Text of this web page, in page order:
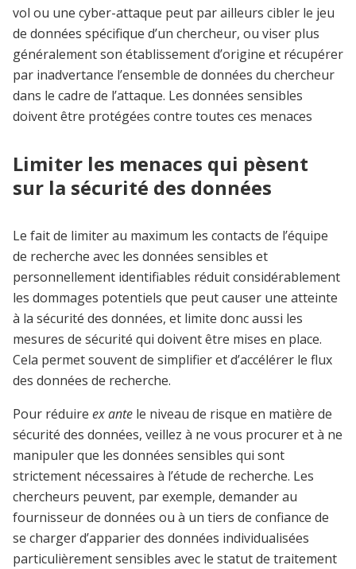
vol ou une cyber-attaque peut par ailleurs cibler le jeu
de données spécifique d’un chercheur, ou viser plus
généralement son établissement d’origine et récupérer
par inadvertance l’ensemble de données du chercheur
dans le cadre de l’attaque. Les données sensibles
doivent être protégées contre toutes ces menaces
Limiter les menaces qui pèsent
sur la sécurité des données
Le fait de limiter au maximum les contacts de l’équipe
de recherche avec les données sensibles et
personnellement identifiables réduit considérablement
les dommages potentiels que peut causer une atteinte
à la sécurité des données, et limite donc aussi les
mesures de sécurité qui doivent être mises en place.
Cela permet souvent de simplifier et d’accélérer le flux
des données de recherche.
Pour réduire ex ante le niveau de risque en matière de
sécurité des données, veillez à ne vous procurer et à ne
manipuler que les données sensibles qui sont
strictement nécessaires à l’étude de recherche. Les
chercheurs peuvent, par exemple, demander au
fournisseur de données ou à un tiers de confiance de
se charger d’apparier des données individualisées
particulièrement sensibles avec le statut de traitement